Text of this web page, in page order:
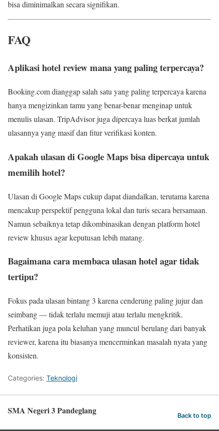
bisa diminimalkan secara signifikan.
FAQ
Aplikasi hotel review mana yang paling terpercaya?
Booking.com dianggap salah satu yang paling terpercaya karena
hanya mengizinkan tamu yang benar-benar menginap untuk
menulis ulasan. TripAdvisor juga dipercaya luas berkat jumlah
ulasannya yang masif dan fitur verifikasi konten.
Apakah ulasan di Google Maps bisa dipercaya untuk
memilih hotel?
Ulasan di Google Maps cukup dapat diandalkan, terutama karena
mencakup perspektif pengguna lokal dan turis secara bersamaan.
Namun sebaiknya tetap dikombinasikan dengan platform hotel
review khusus agar keputusan lebih matang.
Bagaimana cara membaca ulasan hotel agar tidak
tertipu?
Fokus pada ulasan bintang 3 karena cenderung paling jujur dan
seimbang — tidak terlalu memuji atau terlalu mengkritik.
Perhatikan juga pola keluhan yang muncul berulang dari banyak
reviewer, karena itu biasanya mencerminkan masalah nyata yang
konsisten.
Categories: Teknologi
SMA Negeri 3 Pandeglang Back to top